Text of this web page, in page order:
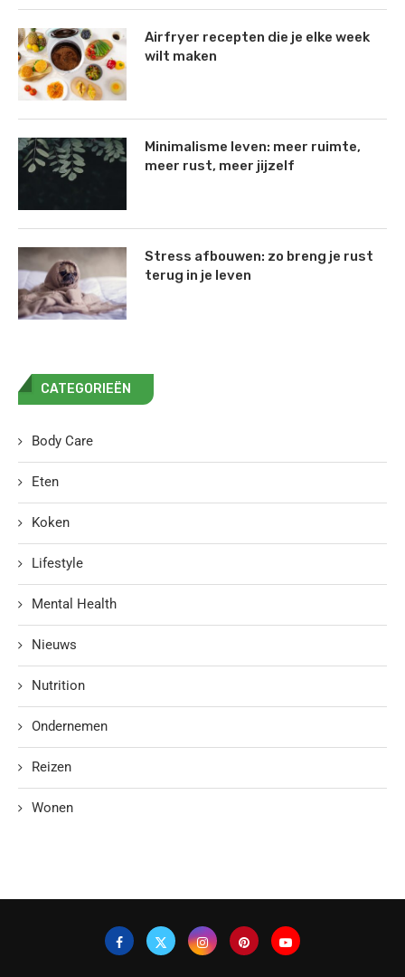
Airfryer recepten die je elke week
wilt maken
Minimalisme leven: meer ruimte,
meer rust, meer jijzelf
Stress afbouwen: zo breng je rust
terug in je leven
CATEGORIEËN
Body Care
Eten
Koken
Lifestyle
Mental Health
Nieuws
Nutrition
Ondernemen
Reizen
Wonen